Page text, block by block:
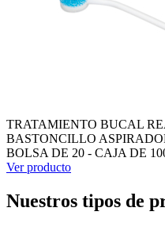
TRATAMIENTO BUCAL
BASTONCILLO
BOLSA DE 20 - CAJA DE
Ver producto
Nuestros tipos de